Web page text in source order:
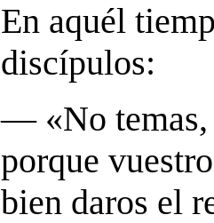
En aquél
discípulos:
― «No temas,
porque
bien daros el